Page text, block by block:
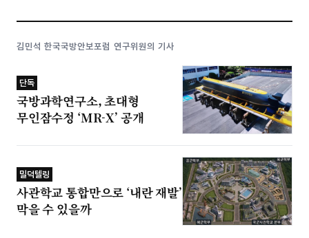
김민석 한국국방안보포럼 연구위원의 기사
단독
국방과학연구소, 초대형
무인잠수정 ‘MR-X’ 공개
밀덕텔링
사관학교 통합만으로 ‘내란 재발’
막을 수 있을까